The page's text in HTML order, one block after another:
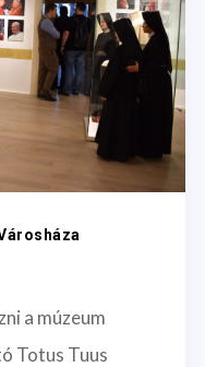
a múzeum
Totus Tuus